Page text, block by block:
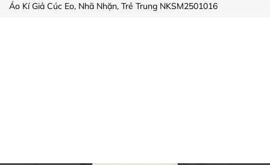
Áo Kí Giả Cúc Eo, Nhã Nhặn, Trẻ Trung NKSM2501016